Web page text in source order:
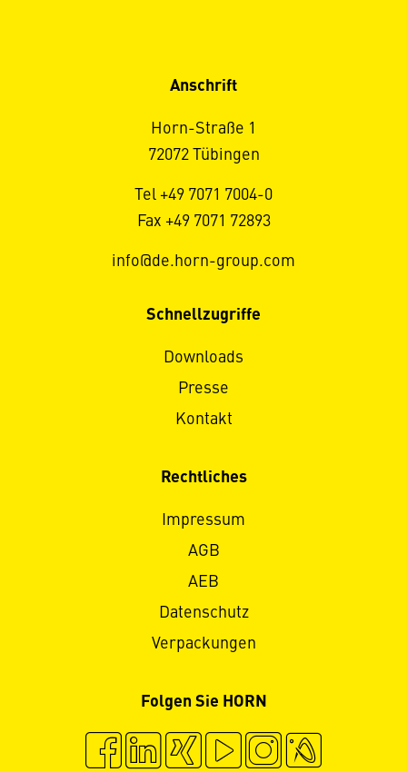
Anschrift
Horn-Straße 1
72072 Tübingen
Tel +49 7071 7004-0
Fax +49 7071 72893
info@de.horn-group.com
Schnellzugriffe
Downloads
Presse
Kontakt
Rechtliches
Impressum
AGB
AEB
Datenschutz
Verpackungen
Folgen Sie HORN